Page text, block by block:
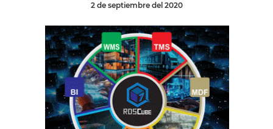
2 de septiembre del 2020